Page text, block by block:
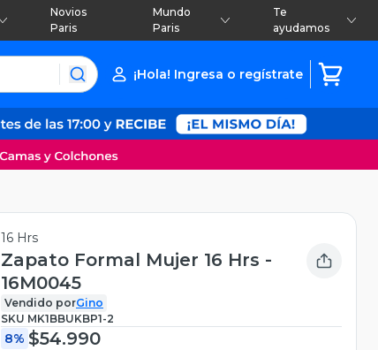
Novios
Paris
Mundo
Paris
Te
ayudamos
¡Hola! Ingresa o regístrate
16 Hrs
Zapato Formal Mujer 16 Hrs -
16M0045
Vendido porGino
SKU MK1BBUKBP1-2
8% $54.990